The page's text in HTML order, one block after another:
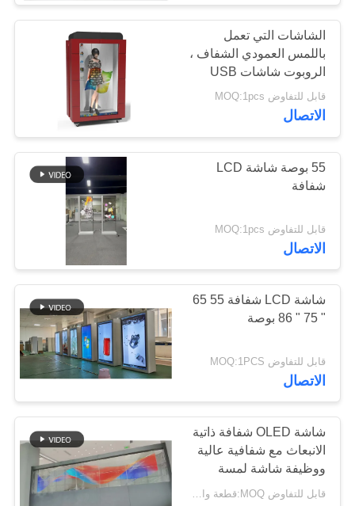
الشاشات التي تعمل
باللمس العمودي الشفاف ،
الروبوت شاشات USB
شاشات الكريستال السائل
المدخلات شفافة
قابل للتفاوض MOQ:1pcs
الاتصال
55 بوصة شاشة LCD
شفافة
قابل للتفاوض MOQ:1pcs
الاتصال
شاشة LCD شفافة 55 65
" 75 " 86 بوصة
قابل للتفاوض MOQ:1PCS
الاتصال
شاشة OLED شفافة ذاتية
الانبعاث مع شفافية عالية
ووظيفة شاشة لمسة
اختيارية
قابل للتفاوض MOQ:قطعة واحدة